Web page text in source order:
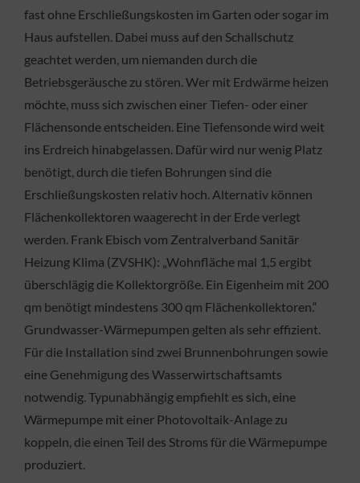
fast ohne Erschließungskosten im Garten oder sogar im
Haus aufstellen. Dabei muss auf den Schallschutz
geachtet werden, um niemanden durch die
Betriebsgeräusche zu stören. Wer mit Erdwärme heizen
möchte, muss sich zwischen einer Tiefen- oder einer
Flächensonde entscheiden. Eine Tiefensonde wird weit
ins Erdreich hinabgelassen. Dafür wird nur wenig Platz
benötigt, durch die tiefen Bohrungen sind die
Erschließungskosten relativ hoch. Alternativ können
Flächenkollektoren waagerecht in der Erde verlegt
werden. Frank Ebisch vom Zentralverband Sanitär
Heizung Klima (ZVSHK): „Wohnfläche mal 1,5 ergibt
überschlägig die Kollektorgröße. Ein Eigenheim mit 200
qm benötigt mindestens 300 qm Flächenkollektoren.“
Grundwasser-Wärmepumpen gelten als sehr effizient.
Für die Installation sind zwei Brunnenbohrungen sowie
eine Genehmigung des Wasserwirtschaftsamts
notwendig. Typunabhängig empfiehlt es sich, eine
Wärmepumpe mit einer Photovoltaik-Anlage zu
koppeln, die einen Teil des Stroms für die Wärmepumpe
produziert.